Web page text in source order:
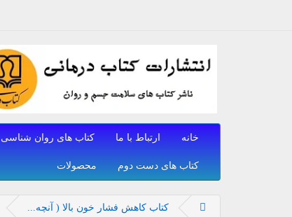
خانه ارتباط با ما کتاب های روان شناسی
کتاب های دست دوم محصولات
کتاب کاهش فشار خون بالا ( آنچه...